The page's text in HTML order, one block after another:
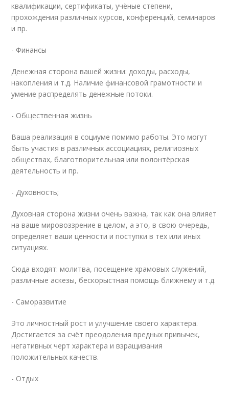
квалификации, сертификаты, учёные степени,
прохождения различных курсов, конференций, семинаров
и пр.
- Финансы
Денежная сторона вашей жизни: доходы, расходы,
накопления и т.д. Наличие финансовой грамотности и
умение распределять денежные потоки.
- Общественная жизнь
Ваша реализация в социуме помимо работы. Это могут
быть участия в различных ассоциациях, религиозных
обществах, благотворительная или волонтёрская
деятельность и пр.
- Духовность;
Духовная сторона жизни очень важна, так как она влияет
на ваше мировоззрение в целом, а это, в свою очередь,
определяет ваши ценности и поступки в тех или иных
ситуациях.
Сюда входят: молитва, посещение храмовых служений,
различные аскезы, бескорыстная помощь ближнему и т.д.
- Саморазвитие
Это личностный рост и улучшение своего характера.
Достигается за счёт преодоления вредных привычек,
негативных черт характера и взращивания
положительных качеств.
- Отдых